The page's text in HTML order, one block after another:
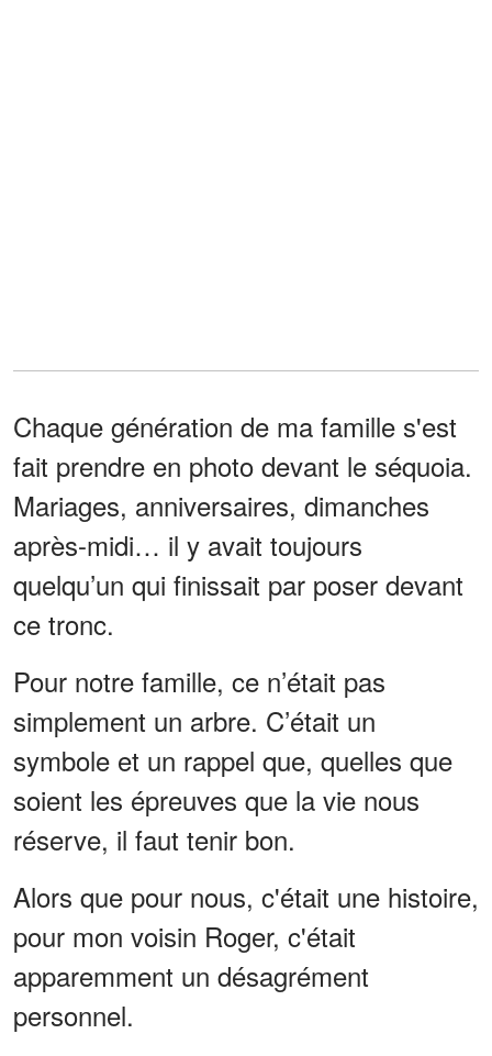
Chaque génération de ma famille s'est
fait prendre en photo devant le séquoia.
Mariages, anniversaires, dimanches
après-midi… il y avait toujours
quelqu’un qui finissait par poser devant
ce tronc.
Pour notre famille, ce n’était pas
simplement un arbre. C’était un
symbole et un rappel que, quelles que
soient les épreuves que la vie nous
réserve, il faut tenir bon.
Alors que pour nous, c'était une histoire,
pour mon voisin Roger, c'était
apparemment un désagrément
personnel.